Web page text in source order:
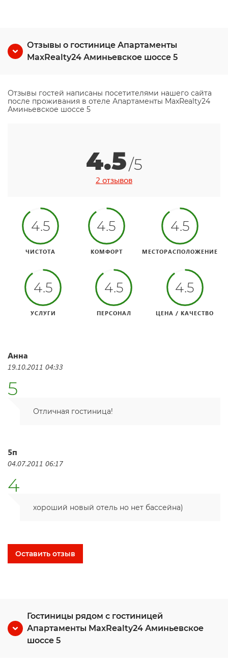
Отзывы о гостинице Апартаменты
MaxRealty24 Аминьевское шоссе 5
Отзывы гостей написаны посетителями нашего сайта
после проживания в отеле Апартаменты MaxRealty24
Аминьевское шоссе 5
4.5/5
2 отзывов
4.5
ЧИСТОТА
4.5
КОМФОРТ
4.5
МЕСТОРАСПОЛОЖЕНИЕ
4.5
УСЛУГИ
4.5
ПЕРСОНАЛ
4.5
ЦЕНА / КАЧЕСТВО
Анна
19.10.2011 04:33
5
Отличная гостиница!
5п
04.07.2011 06:17
4
хороший новый отель но нет бассейна)
Оставить отзыв
Гостиницы рядом с гостиницей
Апартаменты MaxRealty24 Аминьевское
шоссе 5